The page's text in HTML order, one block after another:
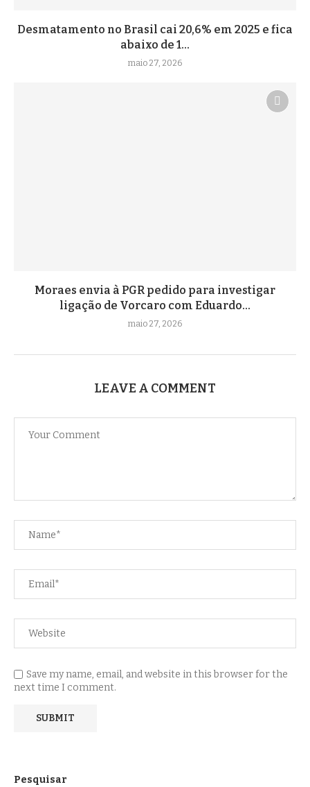
Desmatamento no Brasil cai 20,6% em 2025 e fica
abaixo de 1...
maio 27, 2026
Moraes envia à PGR pedido para investigar
ligação de Vorcaro com Eduardo...
maio 27, 2026
LEAVE A COMMENT
Save my name, email, and website in this browser for the
next time I comment.
Pesquisar